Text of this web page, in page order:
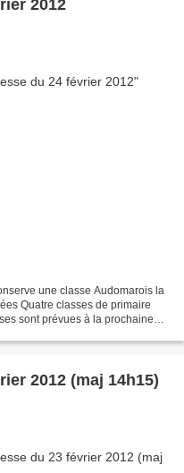
2012
une classe Audomarois la
Quatre classes de primaire
sont prévues à la prochaine
2012 (maj 14h15)